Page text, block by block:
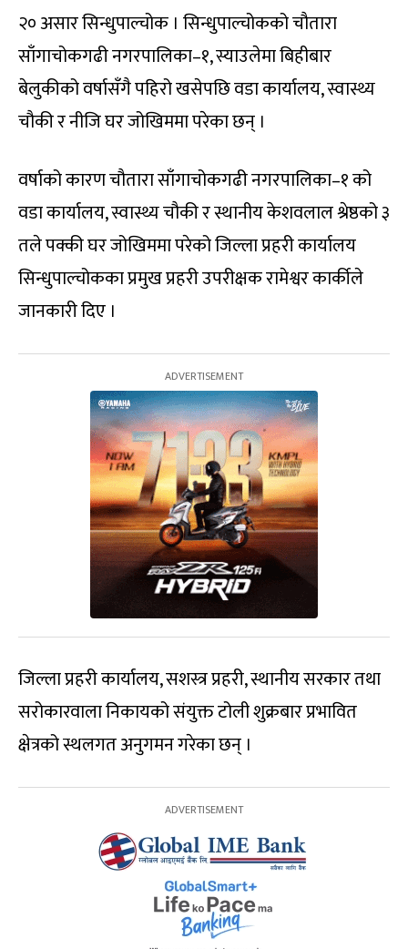
२० असार सिन्धुपाल्चोक । सिन्धुपाल्चोकको चौतारा
साँगाचोकगढी नगरपालिका–१, स्याउलेमा बिहीबार
बेलुकीको वर्षासँगै पहिरो खसेपछि वडा कार्यालय, स्वास्थ्य
चौकी र नीजि घर जोखिममा परेका छन् ।
वर्षाको कारण चौतारा साँगाचोकगढी नगरपालिका–१ को
वडा कार्यालय, स्वास्थ्य चौकी र स्थानीय केशवलाल श्रेष्ठको ३
तले पक्की घर जोखिममा परेको जिल्ला प्रहरी कार्यालय
सिन्धुपाल्चोकका प्रमुख प्रहरी उपरीक्षक रामेश्वर कार्कीले
जानकारी दिए ।
जिल्ला प्रहरी कार्यालय, सशस्त्र प्रहरी, स्थानीय सरकार तथा
सरोकारवाला निकायको संयुक्त टोली शुक्रबार प्रभावित
क्षेत्रको स्थलगत अनुगमन गरेका छन् ।